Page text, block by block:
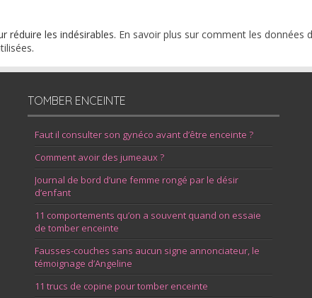
réduire les indésirables. En savoir plus sur comment les données
.
TOMBER ENCEINTE
Faut il consulter son gynéco avant d’être enceinte ?
Comment avoir des jumeaux ?
Journal de bord d’une femme rongé par le désir
d’enfant
11 comportements qu’on a souvent quand on essaie
de tomber enceinte
Fausses-couches sans aucun signe annonciateur, le
témoignage d’Angeline
11 trucs de copine pour tomber enceinte